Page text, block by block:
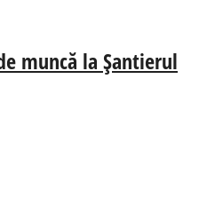
muncă la Șantierul